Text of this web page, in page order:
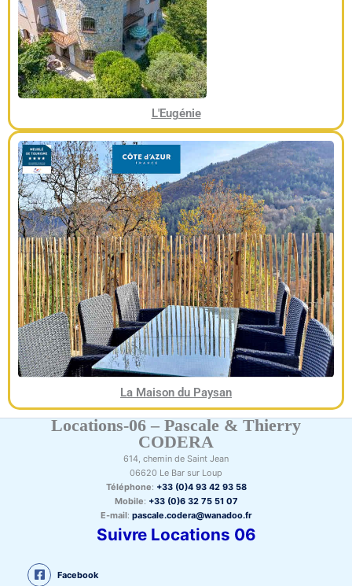
L'Eugénie
La Maison du Paysan
Locations-06 – Pascale & Thierry
CODERA
614, chemin de Saint Jean
06620 Le Bar sur Loup
Téléphone: +33 (0)4 93 42 93 58
Mobile: +33 (0)6 32 75 51 07
E-mail: pascale.codera@wanadoo.fr
Suivre Locations 06
Facebook